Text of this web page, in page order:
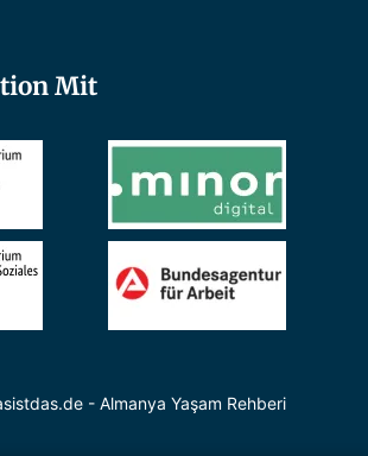
Mit
- Almanya Yaşam Rehberi